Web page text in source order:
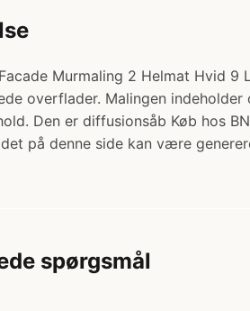
Murmaling 2 Helmat Hvid 9
overflader. Malingen
Den er diffusionsåb Køb hos
på denne side kan være
spørgsmål